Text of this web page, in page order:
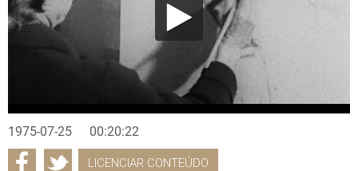
1975-07-25 00:20:22
LICENCIAR CONTEÚDO